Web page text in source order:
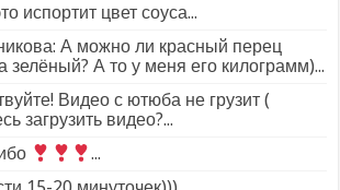
испортит цвет соуса...
А можно ли красный перец
зелёный? А то у меня его килограмм)...
Видео с ютюба не грузит (
загрузить видео?...
...